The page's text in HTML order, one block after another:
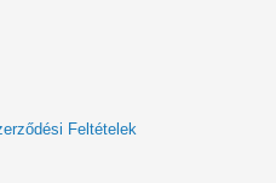
Feltételek